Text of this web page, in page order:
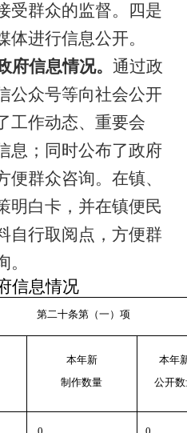
受群众的监督。四是
进行信息公开。
府信息情况。 通过政
公众号等向社会公开
工作动态、重要会
息；同时公布了政府
群众咨询。在镇、
明白卡，并在镇便民
自行取阅点，方便群
信息情况
第二十条第（一）项
本年新
制作数量
本年
公开